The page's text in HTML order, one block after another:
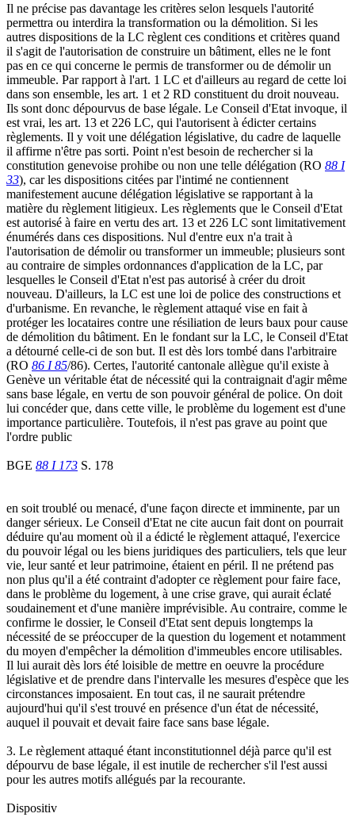
Il ne précise pas davantage les critères selon lesquels l'autorité
permettra ou interdira la transformation ou la démolition. Si les
autres dispositions de la LC règlent ces conditions et critères quand
il s'agit de l'autorisation de construire un bâtiment, elles ne le font
pas en ce qui concerne le permis de transformer ou de démolir un
immeuble. Par rapport à l'art. 1 LC et d'ailleurs au regard de cette loi
dans son ensemble, les art. 1 et 2 RD constituent du droit nouveau.
Ils sont donc dépourvus de base légale. Le Conseil d'Etat invoque, il
est vrai, les art. 13 et 226 LC, qui l'autorisent à édicter certains
règlements. Il y voit une délégation législative, du cadre de laquelle
il affirme n'être pas sorti. Point n'est besoin de rechercher si la
constitution genevoise prohibe ou non une telle délégation (RO 88 I
33), car les dispositions citées par l'intimé ne contiennent
manifestement aucune délégation législative se rapportant à la
matière du règlement litigieux. Les règlements que le Conseil d'Etat
est autorisé à faire en vertu des art. 13 et 226 LC sont limitativement
énumérés dans ces dispositions. Nul d'entre eux n'a trait à
l'autorisation de démolir ou transformer un immeuble; plusieurs sont
au contraire de simples ordonnances d'application de la LC, par
lesquelles le Conseil d'Etat n'est pas autorisé à créer du droit
nouveau. D'ailleurs, la LC est une loi de police des constructions et
d'urbanisme. En revanche, le règlement attaqué vise en fait à
protéger les locataires contre une résiliation de leurs baux pour cause
de démolition du bâtiment. En le fondant sur la LC, le Conseil d'Etat
a détourné celle-ci de son but. Il est dès lors tombé dans l'arbitraire
(RO 86 I 85/86). Certes, l'autorité cantonale allègue qu'il existe à
Genève un véritable état de nécessité qui la contraignait d'agir même
sans base légale, en vertu de son pouvoir général de police. On doit
lui concéder que, dans cette ville, le problème du logement est d'une
importance particulière. Toutefois, il n'est pas grave au point que
l'ordre public
BGE 88 I 173 S. 178
en soit troublé ou menacé, d'une façon directe et imminente, par un
danger sérieux. Le Conseil d'Etat ne cite aucun fait dont on pourrait
déduire qu'au moment où il a édicté le règlement attaqué, l'exercice
du pouvoir légal ou les biens juridiques des particuliers, tels que leur
vie, leur santé et leur patrimoine, étaient en péril. Il ne prétend pas
non plus qu'il a été contraint d'adopter ce règlement pour faire face,
dans le problème du logement, à une crise grave, qui aurait éclaté
soudainement et d'une manière imprévisible. Au contraire, comme le
confirme le dossier, le Conseil d'Etat sent depuis longtemps la
nécessité de se préoccuper de la question du logement et notamment
du moyen d'empêcher la démolition d'immeubles encore utilisables.
Il lui aurait dès lors été loisible de mettre en oeuvre la procédure
législative et de prendre dans l'intervalle les mesures d'espèce que les
circonstances imposaient. En tout cas, il ne saurait prétendre
aujourd'hui qu'il s'est trouvé en présence d'un état de nécessité,
auquel il pouvait et devait faire face sans base légale.
3. Le règlement attaqué étant inconstitutionnel déjà parce qu'il est
dépourvu de base légale, il est inutile de rechercher s'il l'est aussi
pour les autres motifs allégués par la recourante.
Dispositiv